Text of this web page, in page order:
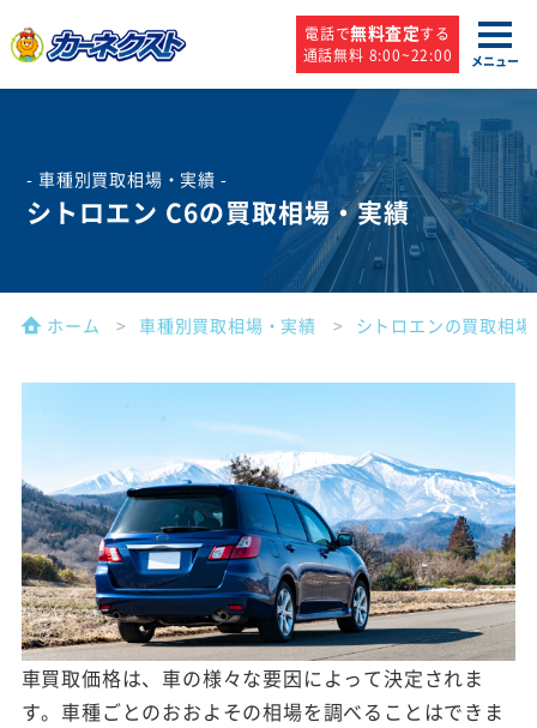
電話で無料査定する
通話無料 8:00~22:00
メニュー
- 車種別買取相場・実績 -
シトロエン C6の買取相場・実績
ホーム 車種別買取相場・実績 シトロエンの買取相
車買取価格は、車の様々な要因によって決定されま
す。車種ごとのおおよその相場を調べることはできま